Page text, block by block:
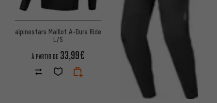
alpinestars Maillot A-Dura Ride
L/S
À PARTIR DE 33,99€